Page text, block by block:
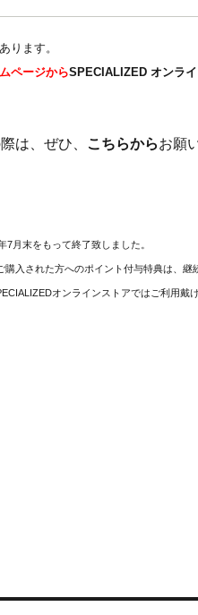
ります。
ページからSPECIALIZED オンライ
は、ぜひ、 こちらからお願
月末をもって終了致しました。
入された方へのポイント付与特典は、継
オンラインストアではご利用戴け